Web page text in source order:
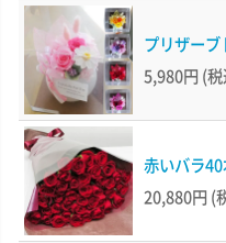
プリザー
5,980円 (
赤いバラ
20,880円 (